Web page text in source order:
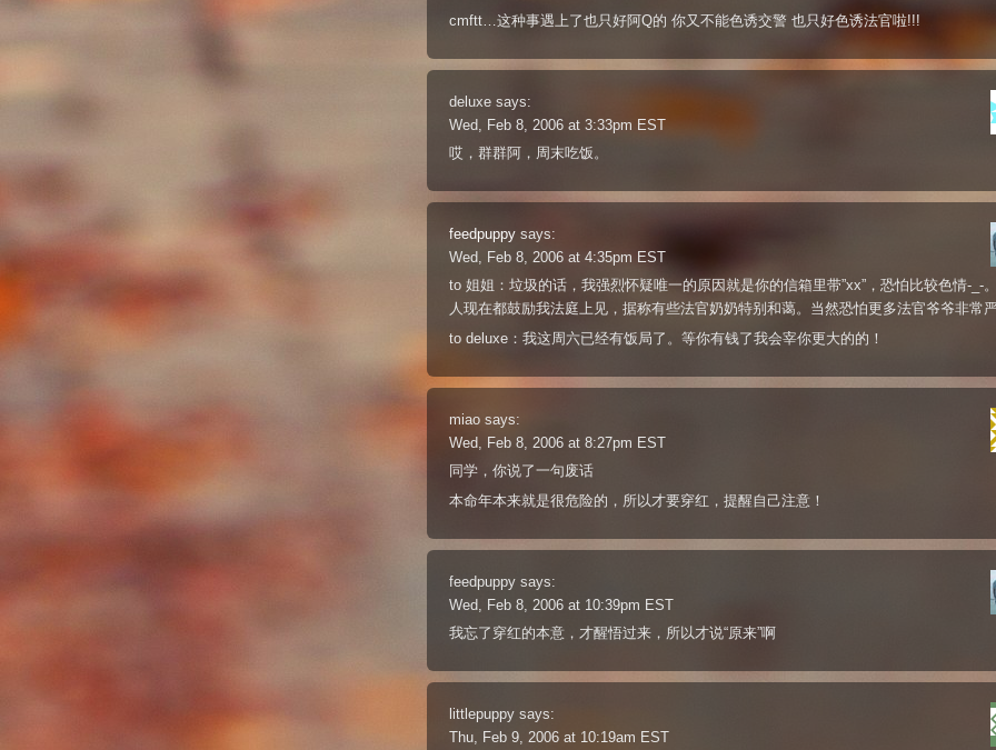
cmftt…这种事遇上了也只好阿Q的 你又不能色诱交警 也只好色诱法官啦!!!
deluxe says:
Wed, Feb 8, 2006 at 3:33pm EST
哎，群群阿，周末吃饭。
feedpuppy says:
Wed, Feb 8, 2006 at 4:35pm EST
to 姐姐：垃圾的话，我强烈怀疑唯一的原因就是你的信箱里带”xx”，恐怕比较色情-_-
人现在都鼓励我法庭上见，据称有些法官奶奶特别和蔼。当然恐怕更多法官爷爷非常
to deluxe：我这周六已经有饭局了。等你有钱了我会宰你更大的的！
miao says:
Wed, Feb 8, 2006 at 8:27pm EST
同学，你说了一句废话
本命年本来就是很危险的，所以才要穿红，提醒自己注意！
feedpuppy says:
Wed, Feb 8, 2006 at 10:39pm EST
我忘了穿红的本意，才醒悟过来，所以才说“原来”啊
littlepuppy says:
Thu, Feb 9, 2006 at 10:19am EST